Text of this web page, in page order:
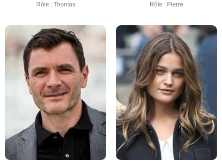
Rôle : Thomas Rôle : Pierre